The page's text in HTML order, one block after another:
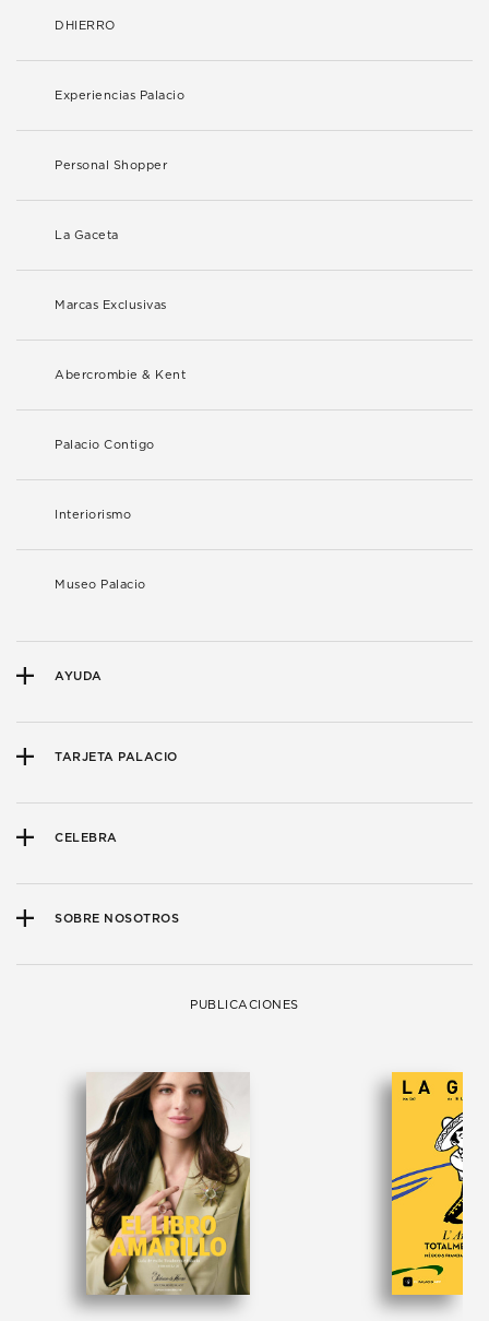
DHIERRO
Experiencias Palacio
Personal Shopper
La Gaceta
Marcas Exclusivas
Abercrombie & Kent
Palacio Contigo
Interiorismo
Museo Palacio
AYUDA
TARJETA PALACIO
CELEBRA
SOBRE NOSOTROS
PUBLICACIONES